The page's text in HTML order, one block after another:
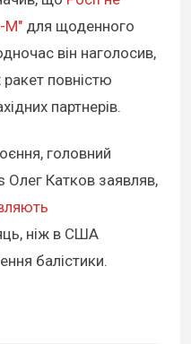
М" для щоденного
він наголосив,
ракет повністю
партнерів.
головний
Олег Катков заявляв,
ніж в США
балістики.